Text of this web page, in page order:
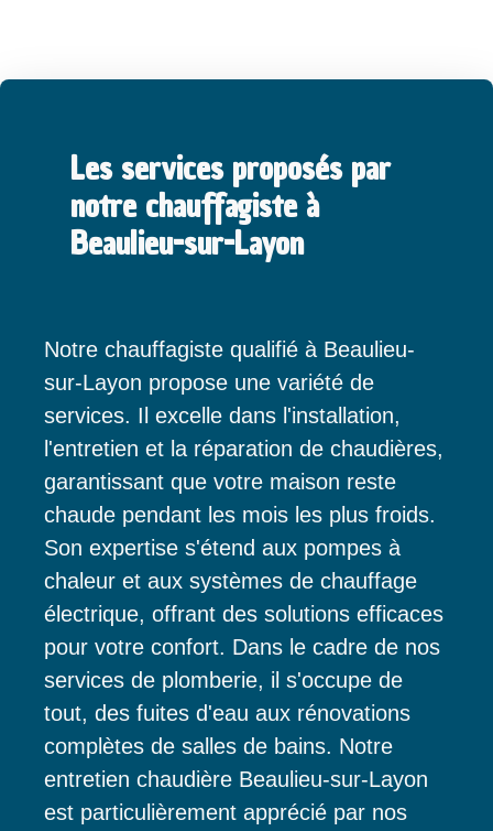
Les services proposés par
notre chauffagiste à
Beaulieu-sur-Layon
Notre chauffagiste qualifié à Beaulieu-
sur-Layon propose une variété de
services. Il excelle dans l'installation,
l'entretien et la réparation de chaudières,
garantissant que votre maison reste
chaude pendant les mois les plus froids.
Son expertise s'étend aux pompes à
chaleur et aux systèmes de chauffage
électrique, offrant des solutions efficaces
pour votre confort. Dans le cadre de nos
services de plomberie, il s'occupe de
tout, des fuites d'eau aux rénovations
complètes de salles de bains. Notre
entretien chaudière Beaulieu-sur-Layon
est particulièrement apprécié par nos